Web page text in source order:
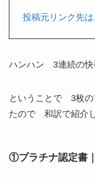
投稿元リンク先は
ハンハン 3連続の
ということで 3枚の
たので 和訳で紹介
①プラチナ認定書